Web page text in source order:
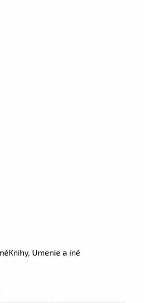
Knihy, Umenie a iné